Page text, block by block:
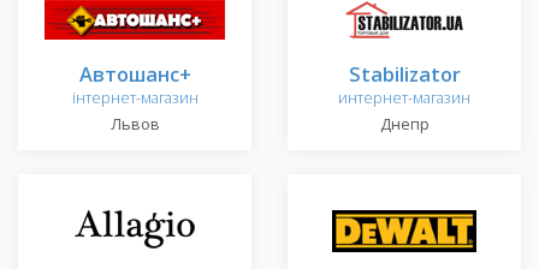
Автошанс+
інтернет-магазин
Львов
Stabilizator
интернет-магазин
Днепр